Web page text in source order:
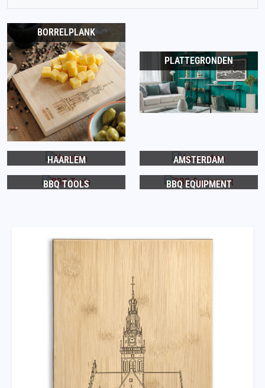
BORRELPLANK
PLATTEGRONDEN
HAARLEM AMSTERDAM
BBQ TOOLS BBQ EQUIPMENT